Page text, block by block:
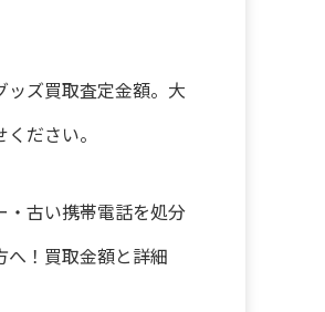
ッズ買取査定金額。大
ださい。
・古い携帯電話を処分
へ！買取金額と詳細